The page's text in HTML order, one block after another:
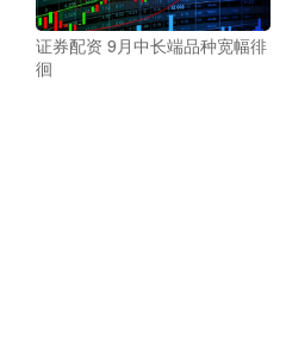
证券配资 9月中长端品种宽幅徘
徊